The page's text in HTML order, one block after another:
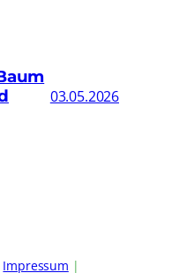
03.05.2026
Impressum |